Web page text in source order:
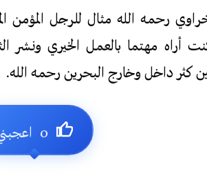
رحمه الله مثال للرجل
أراه مهتما بالعمل الخيري ونشر
كثر داخل وخارج البحرين رحمه الله.